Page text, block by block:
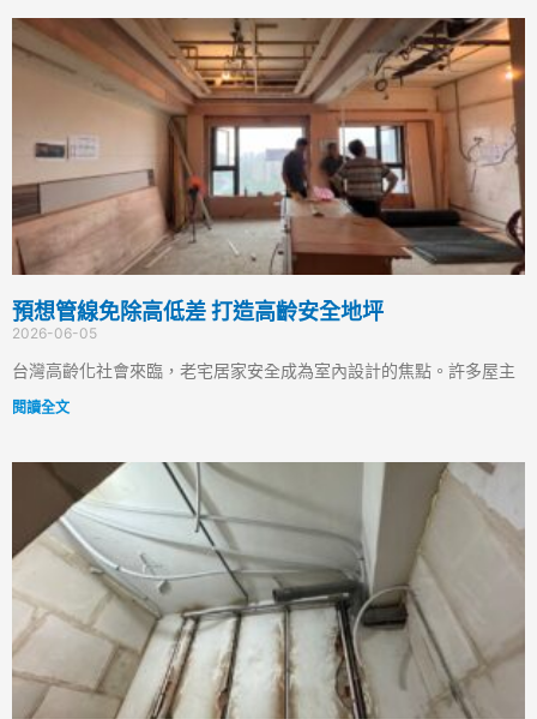
預想管線免除高低差 打造高齡安全地坪
2026-06-05
台灣高齡化社會來臨，老宅居家安全成為室內設計的焦點。許多屋主
閱讀全文